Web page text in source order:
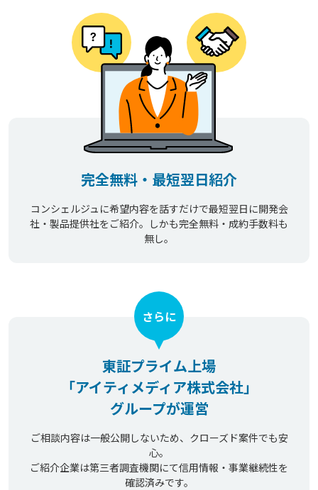
完全無料・最短翌日紹介
コンシェルジュに希望内容を話すだけで最短翌日に開発会
社・製品提供社をご紹介。しかも完全無料・成約手数料も
無し。
東証プライム上場
「アイティメディア株式会社」
グループが運営
さらに
ご相談内容は一般公開しないため、クローズド案件でも安
心。
ご紹介企業は第三者調査機関にて信用情報・事業継続性を
確認済みです。